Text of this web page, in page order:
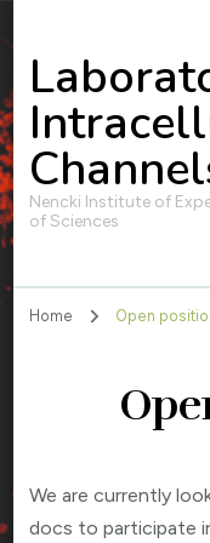
Nencki Institute of
of Sciences
Home Open
We are currently
docs to participate